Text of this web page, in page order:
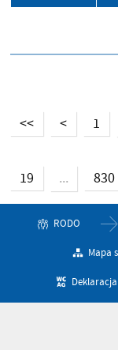
<< < 1
19
... 830
RODO
Mapa